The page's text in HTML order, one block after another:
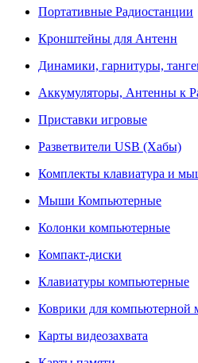
Портативные Радиостанции
Кронштейны для Антенн
Динамики, гарнитуры,
Аккумуляторы, Антенны к
Приставки игровые
Разветвители USB (Хабы)
Комплекты клавиатура и
Мыши Компьютерные
Колонки компьютерные
Компакт-диски
Клавиатуры компьютерные
Коврики для
Карты видеозахвата